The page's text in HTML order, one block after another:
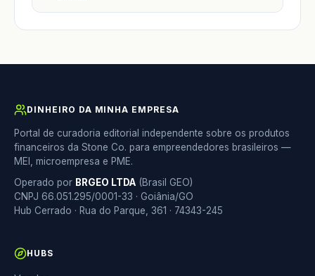
DINHEIRO DA MINHA EMPRESA
Portal de curadoria editorial independente sobre os produtos
financeiros da Stone Co. para empreendedores brasileiros —
MEI, microempresa e PME.
Operado por BRGEO LTDA (Brasil GEO)
CNPJ 66.051.295/0001-33 · Goiânia/GO
Hub Cerrado · Rua do Parque, 361 · 74343-245
HUBS